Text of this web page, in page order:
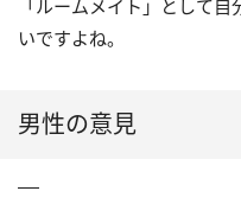
「ルームメイト」として
いですよね。
男性の意見